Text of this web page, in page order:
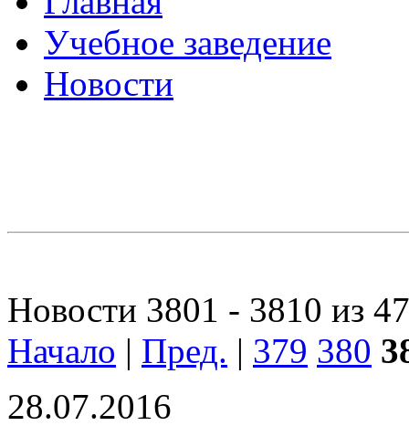
Учебное заведение
Новости
Новости 3801 - 3810 из
Начало | Пред. | 379 380
28.07.2016